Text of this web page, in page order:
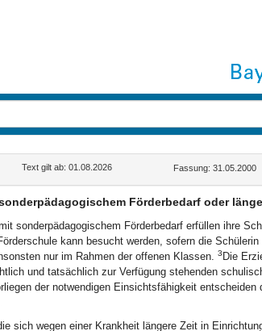
Text gilt ab: 01.08.2026 Fassung: 31.05.2000
Förderbedarf oder
sonderpädagogischem Förderbedarf erfüllen ihre
kann besucht werden, sofern die
nur im Rahmen der offenen Klassen. 3 Die
und tatsächlich zur Verfügung stehenden
der notwendigen Einsichtsfähigkeit
sich wegen einer Krankheit längere Zeit in